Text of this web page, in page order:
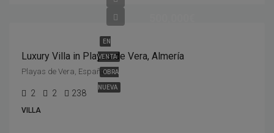
EN
VENTA
OBRA
NUEVA
Luxury Villa in Playas de Vera, Almería
Playas de Vera, España
2 2 238
VILLA